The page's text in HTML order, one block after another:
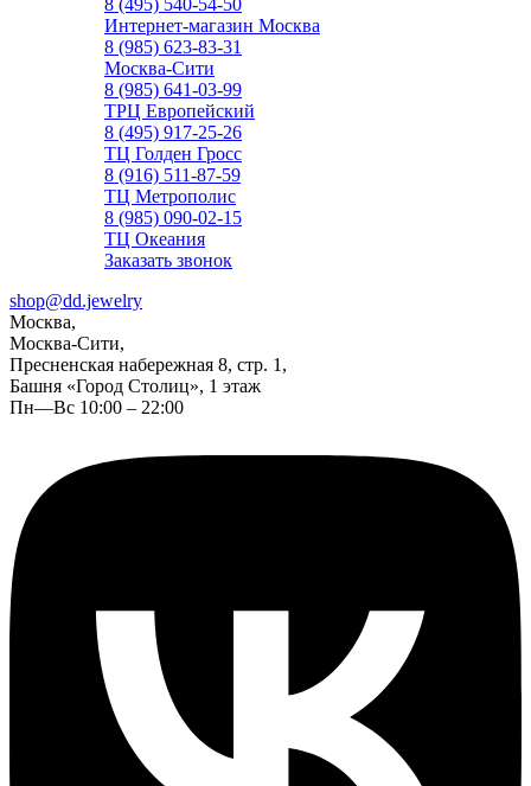
8 (495) 540-54-50
Интернет-магазин Москва
8 (985) 623-83-31
Москва-Сити
8 (985) 641-03-99
ТРЦ Европейский
8 (495) 917-25-26
ТЦ Голден Гросс
8 (916) 511-87-59
ТЦ Метрополис
8 (985) 090-02-15
ТЦ Океания
Заказать звонок
shop@dd.jewelry
Москва,
Москва-Сити,
Пресненская набережная 8, стр. 1,
Башня «Город Столиц», 1 этаж
Пн—Вс 10:00 – 22:00